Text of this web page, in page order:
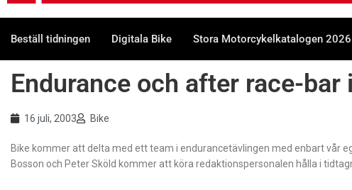
Beställ tidningen Digitala Bike Stora Motorcykelkatalogen 2026
Endurance och after race-bar
16 juli, 2003 Bike
Bike kommer att delta med ett team i endurancetävlingen med enbart vår
Bosson och Peter Sköld kommer att köra redaktionspersonalen hålla i